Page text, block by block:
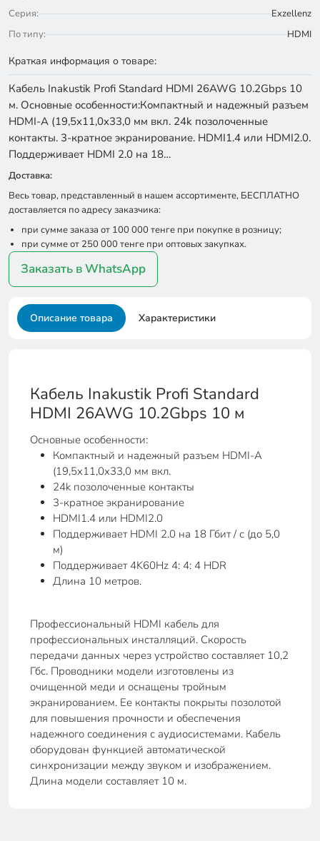
Серия:
Exzellenz
По типу:
HDMI
Краткая информация о товаре:
Кабель Inakustik Profi Standard HDMI 26AWG 10.2Gbps 10
м. Основные особенности:Компактный и надежный разъем
HDMI-A (19,5x11,0x33,0 мм вкл. 24k позолоченные
контакты. 3-кратное экранирование. HDMI1.4 или HDMI2.0.
Поддерживает HDMI 2.0 на 18…
Доставка:
Весь товар, представленный в нашем ассортименте, БЕСПЛАТНО
доставляется по адресу заказчика:
при сумме заказа от 100 000 тенге при покупке в розницу;
при сумме от 250 000 тенге при оптовых закупках.
Заказать в WhatsApp
Описание товара Характеристики
Кабель Inakustik Profi Standard
HDMI 26AWG 10.2Gbps 10 м
Основные особенности:
Компактный и надежный разъем HDMI-A
(19,5x11,0x33,0 мм вкл.
24k позолоченные контакты
3-кратное экранирование
HDMI1.4 или HDMI2.0
Поддерживает HDMI 2.0 на 18 Гбит / с (до 5,0
м)
Поддерживает 4K60Hz 4: 4: 4 HDR
Длина 10 метров.
Профессиональный HDMI кабель для
профессиональных инсталляций. Скорость
передачи данных через устройство составляет 10,2
Гбс. Проводники модели изготовлены из
очищенной меди и оснащены тройным
экранированием. Ее контакты покрыты позолотой
для повышения прочности и обеспечения
надежного соединения с аудиосистемами. Кабель
оборудован функцией автоматической
синхронизации между звуком и изображением.
Длина модели составляет 10 м.